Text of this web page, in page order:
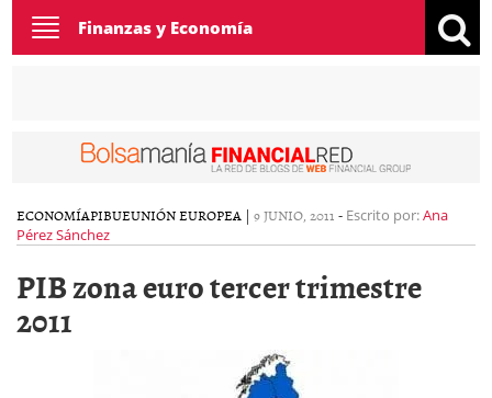
Toggle
navigation
Finanzas y Economía
ECONOMÍAPIBUEUNIÓN EUROPEA | 9 JUNIO, 2011 - Escrito por:Ana
Pérez Sánchez
PIB zona euro tercer trimestre
2011